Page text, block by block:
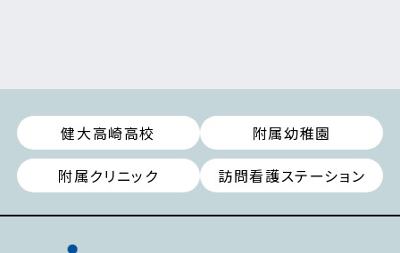
健大高崎高校
附属幼稚園
附属クリニック
訪問看護ステーション